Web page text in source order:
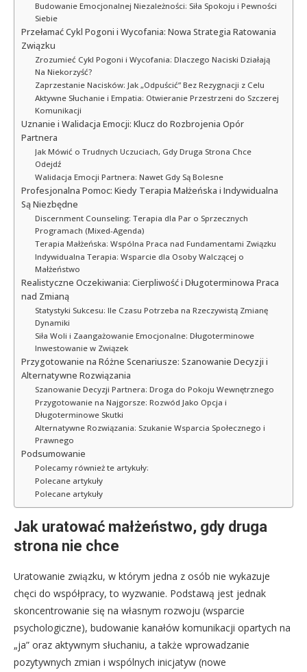
Budowanie Emocjonalnej Niezależności: Siła Spokoju i Pewności
Siebie
Przełamać Cykl Pogoni i Wycofania: Nowa Strategia Ratowania
Związku
Zrozumieć Cykl Pogoni i Wycofania: Dlaczego Naciski Działają
Na Niekorzyść?
Zaprzestanie Nacisków: Jak „Odpuścić” Bez Rezygnacji z Celu
Aktywne Słuchanie i Empatia: Otwieranie Przestrzeni do Szczerej
Komunikacji
Uznanie i Walidacja Emocji: Klucz do Rozbrojenia Opór
Partnera
Jak Mówić o Trudnych Uczuciach, Gdy Druga Strona Chce
Odejdź
Walidacja Emocji Partnera: Nawet Gdy Są Bolesne
Profesjonalna Pomoc: Kiedy Terapia Małżeńska i Indywidualna
Są Niezbędne
Discernment Counseling: Terapia dla Par o Sprzecznych
Programach (Mixed-Agenda)
Terapia Małżeńska: Wspólna Praca nad Fundamentami Związku
Indywidualna Terapia: Wsparcie dla Osoby Walczącej o
Małżeństwo
Realistyczne Oczekiwania: Cierpliwość i Długoterminowa Praca
nad Zmianą
Statystyki Sukcesu: Ile Czasu Potrzeba na Rzeczywistą Zmianę
Dynamiki
Siła Woli i Zaangażowanie Emocjonalne: Długoterminowe
Inwestowanie w Związek
Przygotowanie na Różne Scenariusze: Szanowanie Decyzji i
Alternatywne Rozwiązania
Szanowanie Decyzji Partnera: Droga do Pokoju Wewnętrznego
Przygotowanie na Najgorsze: Rozwód Jako Opcja i
Długoterminowe Skutki
Alternatywne Rozwiązania: Szukanie Wsparcia Społecznego i
Prawnego
Podsumowanie
Polecamy również te artykuły:
Polecane artykuły
Polecane artykuły
Jak uratować małżeństwo, gdy druga
strona nie chce
Uratowanie związku, w którym jedna z osób nie wykazuje
chęci do współpracy, to wyzwanie. Podstawą jest jednak
skoncentrowanie się na własnym rozwoju (wsparcie
psychologiczne), budowanie kanałów komunikacji opartych na
„ja” oraz aktywnym słuchaniu, a także wprowadzanie
pozytywnych zmian i wspólnych inicjatyw (nowe